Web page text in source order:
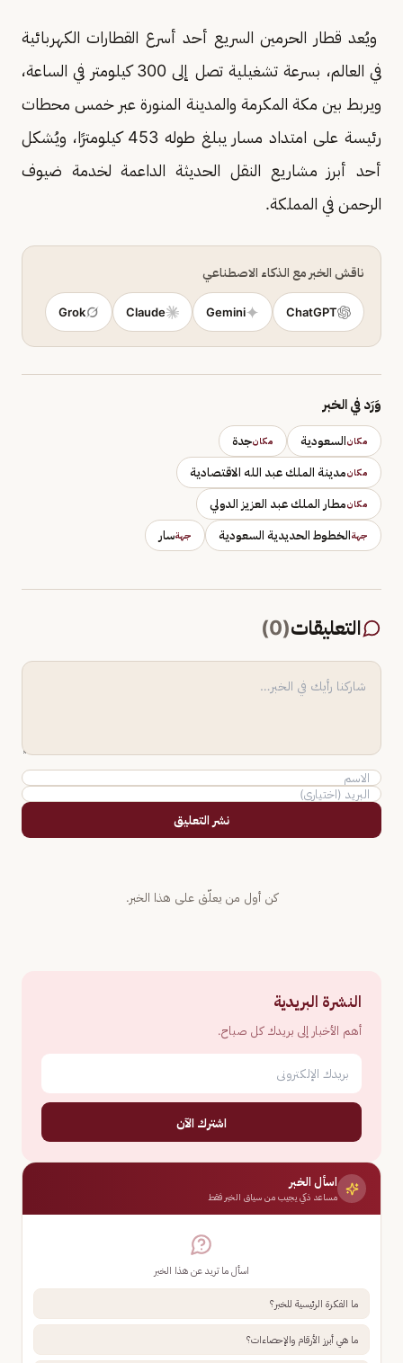
ويُعد قطار الحرمين السريع أحد أسرع القطارات الكهربائية
في العالم، بسرعة تشغيلية تصل إلى 300 كيلومتر في الساعة،
ويربط بين مكة المكرمة والمدينة المنورة عبر خمس محطات
رئيسة على امتداد مسار يبلغ طوله 453 كيلومترًا، ويُشكل
أحد أبرز مشاريع النقل الحديثة الداعمة لخدمة ضيوف
الرحمن في المملكة.
ناقش الخبر مع الذكاء الاصطناعي
ChatGPT
Gemini
Claude
Grok
وَرَد في الخبر
مكانالسعودية مكانجدة
مكانمدينة الملك عبد الله الاقتصادية
مكانمطار الملك عبد العزيز الدولي
جهةالخطوط الحديدية السعودية جهةسار
التعليقات(
0
)
نشر التعليق
كن أول من يعلّق على هذا الخبر.
النشرة البريدية
أهم الأخبار إلى بريدك كل صباح.
اشترك الآن
اسأل الخبر
مساعد ذكي يجيب من سياق الخبر فقط
اسأل ما تريد عن هذا الخبر
ما الفكرة الرئيسية للخبر؟
ما هي أبرز الأرقام والإحصاءات؟